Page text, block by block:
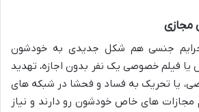
مجازی
جرایم جنسی هم شکل جدیدی به خودشون
یا فیلم خصوصی یک نفر بدون اجازه، تهدید
یا تحریک به فساد و فحشا در شبکه های
مجازات های خاص خودشون رو دارند و نیاز